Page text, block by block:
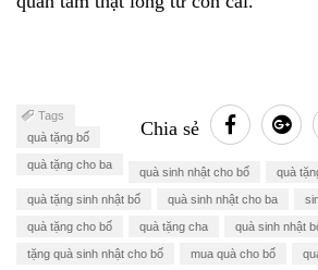
Chia sẻ
Tags
quà tặng bố
quà tặng cho ba
quà sinh nhật cho bố quà
quà tặng sinh nhật bố quà sinh nhật cho ba
quà tặng cho bố quà tặng cha quà sinh nhật
tặng quà sinh nhật cho bố mua quà cho bố